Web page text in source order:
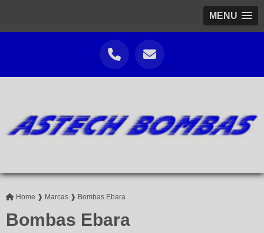
MENU
Home ❱ Marcas ❱ Bombas Ebara
Bombas Ebara